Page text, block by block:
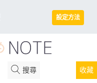
設定方法
搜尋 收藏